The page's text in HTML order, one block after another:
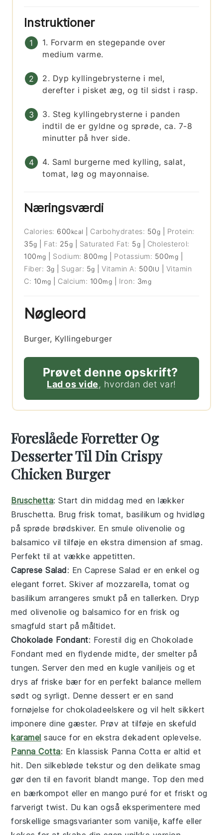
Instruktioner
1. Forvarm en stegepande over
medium varme.
2. Dyp kyllingebrysterne i mel,
derefter i pisket æg, og til sidst i rasp.
3. Steg kyllingebrysterne i panden
indtil de er gyldne og sprøde, ca. 7-8
minutter på hver side.
4. Saml burgerne med kylling, salat,
tomat, løg og mayonnaise.
Næringsværdi
Calories: 600 kcal Carbohydrates: 50g
Protein:
35g Fat: 25g Saturated Fat: 5g
Cholesterol:
100 mg Sodium: 800 mg Potassium: 500mg
Fiber: 3g Sugar: 5g |Vitamin A: 500IU
Vitamin
C: 10 mg Calcium: 100mg Iron: 3mg
Nøgleord
Burger, Kyllingeburger
Prøvet denne opskrift?
Lad os vide, hvordan det var!
Foreslåede Forretter Og
Desserter Til Din Crispy
Chicken Burger
Bruschetta: Start din middag med en lækker
Bruschetta. Brug frisk tomat, basilikum og hvidløg
på sprøde brødskiver. En smule olivenolie og
balsamico vil tilføje en ekstra dimension af smag.
Perfekt til at vække appetitten.
Caprese Salad: EnCaprese Salad er en enkel og
elegant forret. Skiver afmozzarella,tomat og
basilikum arrangeres smukt på en tallerken. Dryp
medolivenolie og balsamico for en frisk og
smagfuld start på måltidet.
Chokolade Fondant: Forestil dig en Chokolade
Fondant med en flydende midte, der smelter på
tungen. Server den med en kugle vaniljeis og et
drys af friske bær for en perfekt balance mellem
sødt og syrligt. Denne dessert er en sand
fornøjelse for chokoladeelskere og vil helt sikkert
imponere dine gæster. Prøv at tilføje en skefuld
karamel sauce for en ekstra dekadent oplevelse.
Panna Cotta: En klassisk Panna Cotta er altid et
hit. Den silkebløde tekstur og den delikate smag
gør den til en favorit blandt mange. Top den med
en bærkompot eller enmango puré for et friskt og
farverigt twist. Du kan også eksperimentere med
forskellige smagsvarianter som vanilje,kaffe eller